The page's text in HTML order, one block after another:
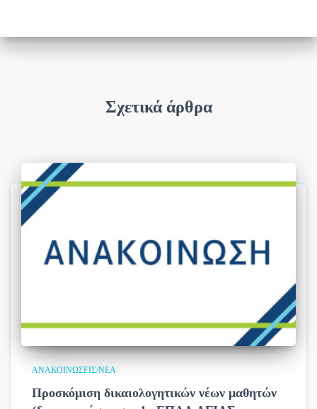
Σχετικά άρθρα
ΑΝΑΚΟΙΝΏΣΕΙΣ/ΝΈΑ
Προσκόμιση δικαιολογητικών νέων μαθητών